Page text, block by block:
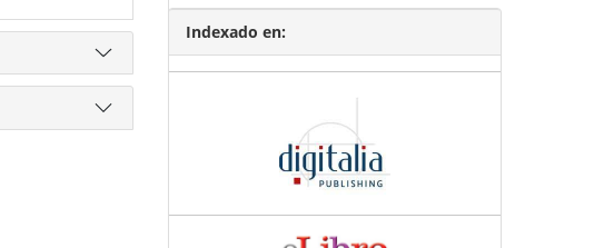
Indexado en: